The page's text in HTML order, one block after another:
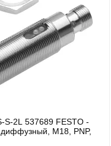
S-2L 537689 FESTO -
диффузный, M18, PNP,